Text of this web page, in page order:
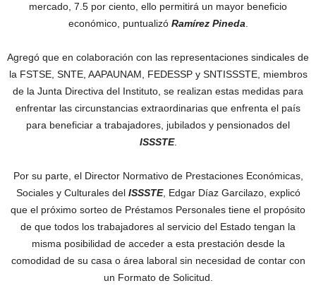
mercado, 7.5 por ciento, ello permitirá un mayor beneficio
económico, puntualizó Ramírez Pineda
Agregó que en colaboración con las representaciones sindicales de
la FSTSE, SNTE, AAPAUNAM, FEDESSP y SNTISSSTE, miembros
de la Junta Directiva del Instituto, se realizan estas medidas para
enfrentar las circunstancias extraordinarias que enfrenta el país
para beneficiar a trabajadores, jubilados y pensionados del
ISSSTE.
Por su parte, el Director Normativo de Prestaciones Económicas,
Sociales y Culturales del ISSSTE, Edgar Díaz Garcilazo, explicó
que el próximo sorteo de Préstamos Personales tiene el propósito
de que todos los trabajadores al servicio del Estado tengan la
misma posibilidad de acceder a esta prestación desde la
comodidad de su casa o área laboral sin necesidad de contar con
un Formato de Solicitud.